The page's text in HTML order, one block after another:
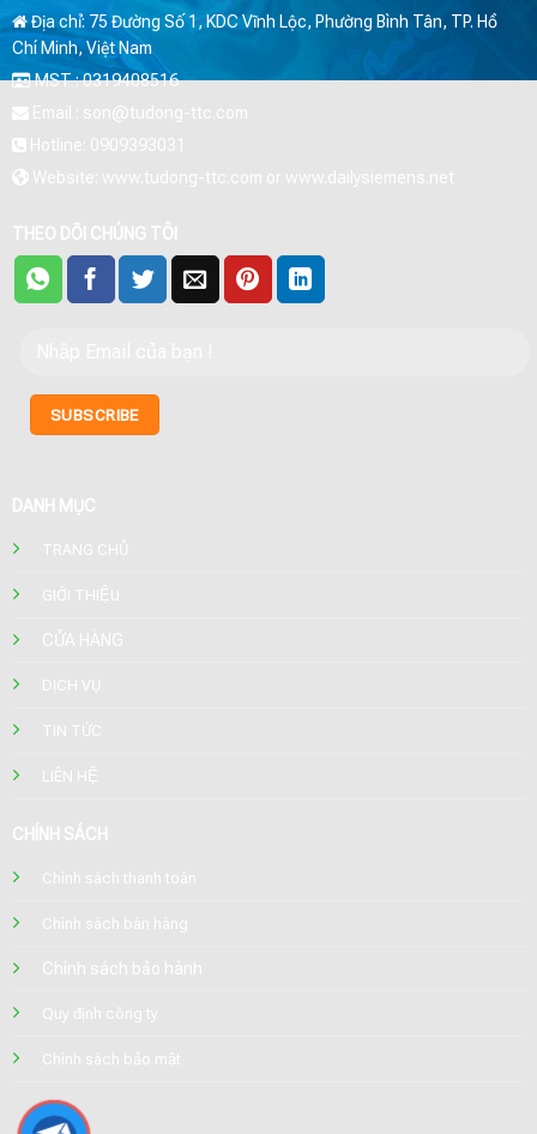
Địa chỉ: 75 Đường Số 1, KDC Vĩnh Lộc, Phường Bình Tân, TP. Hồ
Chí Minh, Việt Nam
MST : 0319408516
Email : son@tudong-ttc.com
Hotline: 0909393031
Website: www.tudong-ttc.com or www.dailysiemens.net
THEO DÕI CHÚNG TÔI
DANH MỤC
TRANG CHỦ
GIỚI THIỆU
CỬA HÀNG
DỊCH VỤ
TIN TỨC
LIÊN HỆ
CHÍNH SÁCH
Chính sách thanh toán
Chính sách bán hàng
Chính sách bảo hành
Quy định công ty
Chính sách bảo mật